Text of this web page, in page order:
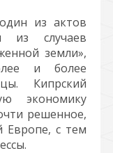
из актов
из случаев
земли»,
и более
Кипрский
экономику
решенное,
с тем